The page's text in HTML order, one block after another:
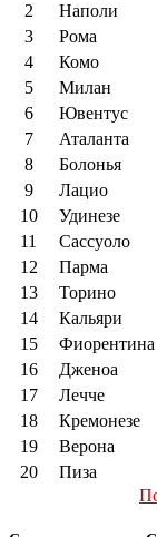
2
Наполи
3
Рома
4
Комо
5
Милан
6
Ювентус
7
Аталанта
8
Болонья
9
Лацио
10
Удинезе
11
Сассуоло
12
Парма
13
Торино
14
Кальяри
15
Фиорентина
16
Дженоа
17
Лечче
18
Кремонезе
19
Верона
20
Пиза